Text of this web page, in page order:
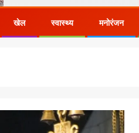
खेल स्वास्थ्य मनोरंजन